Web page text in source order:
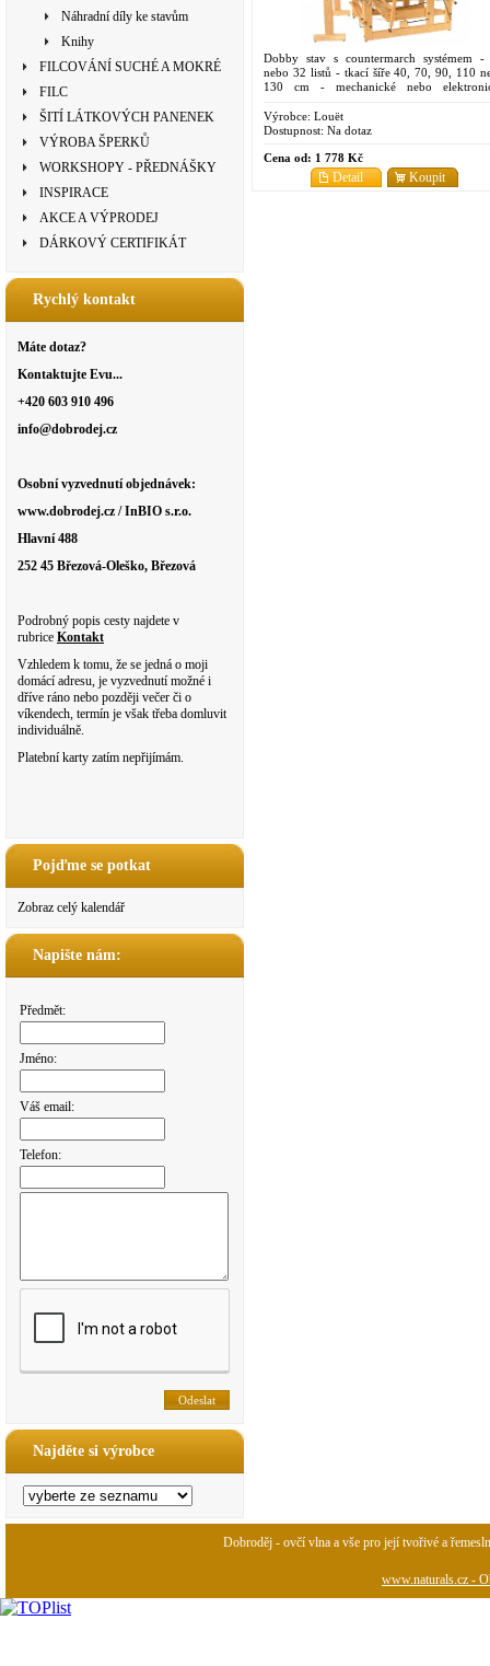
Náhradní díly ke stavům
Knihy
FILCOVÁNÍ SUCHÉ A MOKRÉ
FILC
ŠITÍ LÁTKOVÝCH PANENEK
VÝROBA ŠPERKŮ
WORKSHOPY - PŘEDNÁŠKY
INSPIRACE
AKCE A VÝPRODEJ
DÁRKOVÝ CERTIFIKÁT
Rychlý kontakt
Máte dotaz?
Kontaktujte Evu...
+420 603 910 496
info@dobrodej.cz
Osobní vyzvednutí objednávek:
www.dobrodej.cz / InBIO s.r.o.
Hlavní 488
252 45 Březová-Oleško, Březová
Podrobný popis cesty najdete v
rubrice Kontakt
Vzhledem k tomu, že se jedná o moji
domácí adresu, je vyzvednutí možné i
dříve ráno nebo později večer či o
víkendech, termín je však třeba domluvit
individuálně.
Platební karty zatím nepřijímám.
Pojďme se potkat
Zobraz celý kalendář
Napište nám:
Předmět:
Jméno:
Váš email:
Telefon:
Najděte si výrobce
Dobby stav s countermarch systémem -
nebo 32 listů - tkací šíře 40, 70, 90, 110
130 cm - mechanické nebo
Výrobce: Louët
Dostupnost: Na dotaz
Cena od: 1 778 Kč
Koupit
Detail
Dobroděj - ovčí vlna a vše pro její tvořivé a
www.naturals.cz -